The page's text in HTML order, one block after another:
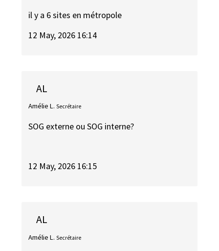
il y a 6 sites en métropole
12 May, 2026 16:14
AL
Amélie L. Secrétaire
SOG externe ou SOG interne?
12 May, 2026 16:15
AL
Amélie L. Secrétaire